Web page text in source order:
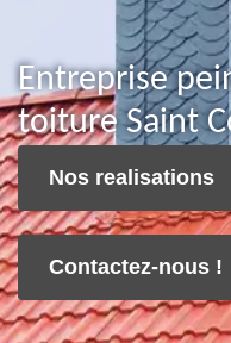
Entreprise
toiture Saint
Nos realisations
Contactez-nous !